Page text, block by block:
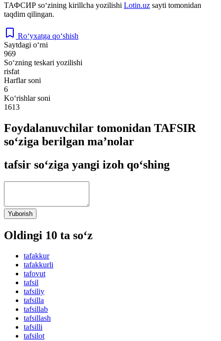
ТАФСИР so‘zining kirillcha yozilishi Lotin.uz sayti tomonidan
taqdim qilingan.
Ro‘yxatga qo‘shish
Saytdagi o‘rni
969
So‘zning teskari yozilishi
risfat
Harflar soni
6
Ko‘rishlar soni
1613
Foydalanuvchilar tomonidan TAFSIR
so‘ziga berilgan ma’nolar
tafsir so‘ziga yangi izoh qo‘shing
Yuborish
Oldingi 10 ta so‘z
tafakkur
tafakkurli
tafovut
tafsil
tafsiliy
tafsilla
tafsillab
tafsillash
tafsilli
tafsilot